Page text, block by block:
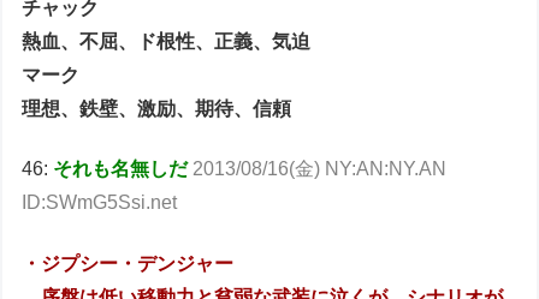
チャック
熱血、不屈、ド根性、正義、気迫
マーク
理想、鉄壁、激励、期待、信頼
46: それも名無しだ 2013/08/16(金) NY:AN:NY.AN
ID:SWmG5Ssi.net
・ジプシー・デンジャー